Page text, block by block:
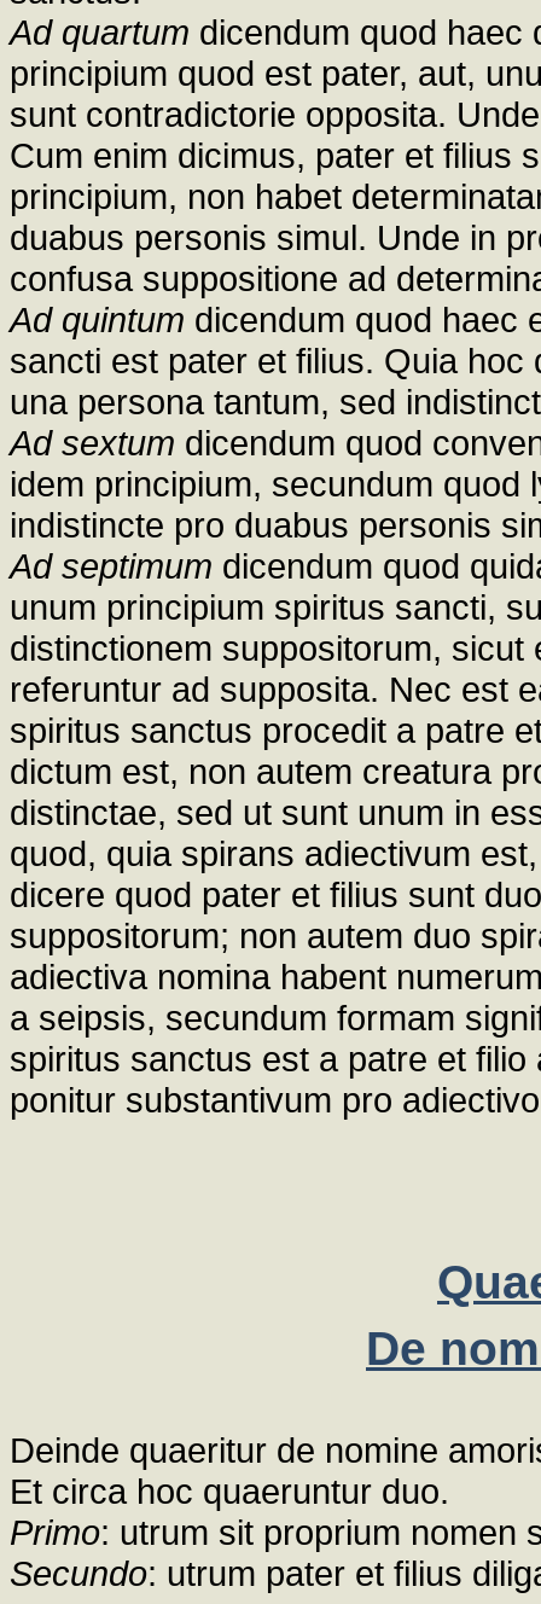
Ad quartum dicendum quod haec
principium quod est pater, aut,
sunt contradictorie opposita.
Cum enim dicimus, pater et filius
principium, non habet
duabus personis simul. Unde in
confusa suppositione ad
Ad quintum dicendum quod haec
sancti est pater et filius. Quia
una persona tantum, sed
Ad sextum dicendum quod
idem principium, secundum
indistincte pro duabus personis
Ad septimum dicendum quod
unum principium spiritus sancti,
distinctionem suppositorum,
referuntur ad supposita. Nec est
spiritus sanctus procedit a patre
dictum est, non autem creatura
distinctae, sed ut sunt unum in
quod, quia spirans adiectivum
dicere quod pater et filius sunt
suppositorum; non autem duo
adiectiva nomina habent
a seipsis, secundum formam
spiritus sanctus est a patre et
ponitur substantivum pro
De
Deinde quaeritur de nomine
Et circa hoc quaeruntur duo.
Primo: utrum sit proprium nomen
Secundo: utrum pater et filius